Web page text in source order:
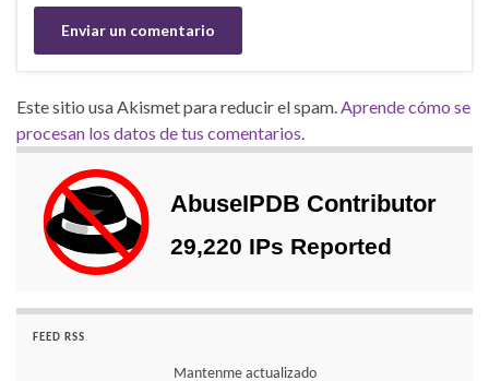
Este sitio usa Akismet para reducir el spam.Aprende cómo se
procesan los datos de tus comentarios.
FEED RSS
Mantenme actualizado